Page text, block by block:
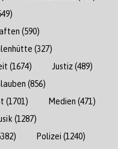
(590)
(327)
(1674) Justiz(489)
(856)
(1701) Medien (471)
(1287)
Polizei (1240)